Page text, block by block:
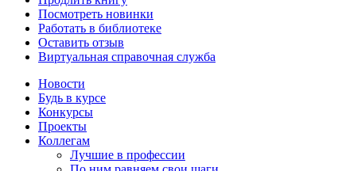
Посмотреть новинки
Работать в библиотеке
Оставить отзыв
Виртуальная справочная служба
Новости
Будь в курсе
Конкурсы
Проекты
Коллегам
Лучшие в профессии